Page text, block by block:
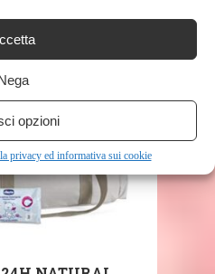
opzioni
privacy ed informativa sui cookie